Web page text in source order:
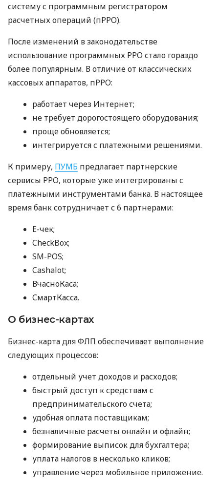
систему с программным регистратором
расчетных операций (пРРО).
После изменений в законодательстве
использование программных РРО стало гораздо
более популярным. В отличие от классических
кассовых аппаратов, пРРО:
работает через Интернет;
не требует дорогостоящего оборудования;
проще обновляется;
интегрируется с платежными решениями.
К примеру, ПУМБ предлагает партнерские
сервисы РРО, которые уже интегрированы с
платежными инструментами банка. В настоящее
время банк сотрудничает с 6 партнерами:
E-чек;
CheckBox;
SM-POS;
Cashalot;
ВчасноКаса;
СмартКасса.
О бизнес-картах
Бизнес-карта для ФЛП обеспечивает выполнение
следующих процессов:
отдельный учет доходов и расходов;
быстрый доступ к средствам с
предпринимательского счета;
удобная оплата поставщикам;
безналичные расчеты онлайн и офлайн;
формирование выписок для бухгалтера;
уплата налогов в несколько кликов;
управление через мобильное приложение.